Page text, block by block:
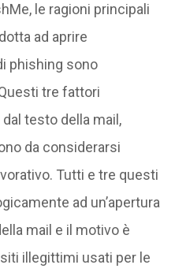
le ragioni principali
ad aprire
phishing sono
tre fattori
testo della mail,
da considerarsi
Tutti e tre questi
ad un’apertura
mail e il motivo è
illegittimi usati per le